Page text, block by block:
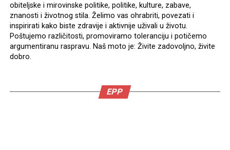
obiteljske i mirovinske politike, politike, kulture, zabave,
znanosti i životnog stila. Želimo vas ohrabriti, povezati i
inspirirati kako biste zdravije i aktivnije uživali u životu.
Poštujemo različitosti, promoviramo toleranciju i potičemo
argumentiranu raspravu. Naš moto je: Živite zadovoljno, živite
dobro.
EPP